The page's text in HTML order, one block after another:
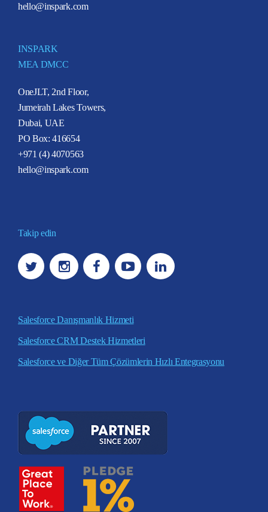
hello@inspark.com
INSPARK
MEA DMCC
OneJLT, 2nd Floor,
Jumeirah Lakes Towers,
Dubai, UAE
PO Box: 416654
+971 (4) 4070563
hello@inspark.com
Takip edin
Salesforce Danışmanlık Hizmeti
Salesforce CRM Destek Hizmetleri
Salesforce ve Diğer Tüm Çözümlerin Hızlı Entegrasyonu